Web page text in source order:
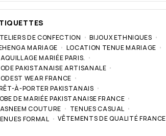
DE CONFECTION
BIJOUX ETHNIQUES
MARIAGE
LOCATION TENUE MARIAGE
MARIÉE PARIS.
PAKISTANAISE ARTISANALE
WEAR FRANCE
À-PORTER PAKISTANAIS
DE MARIÉE PAKISTANAISE FRANCE
COUTURE
TENUES CASUAL
FORMAL
VÊTEMENTS DE QUALITÉ FRANCE